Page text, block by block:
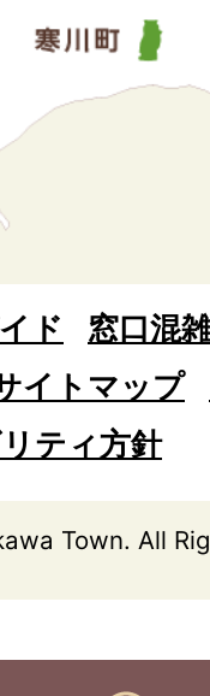
ド
窓口混
イトマップ
ティ方針
Town. All